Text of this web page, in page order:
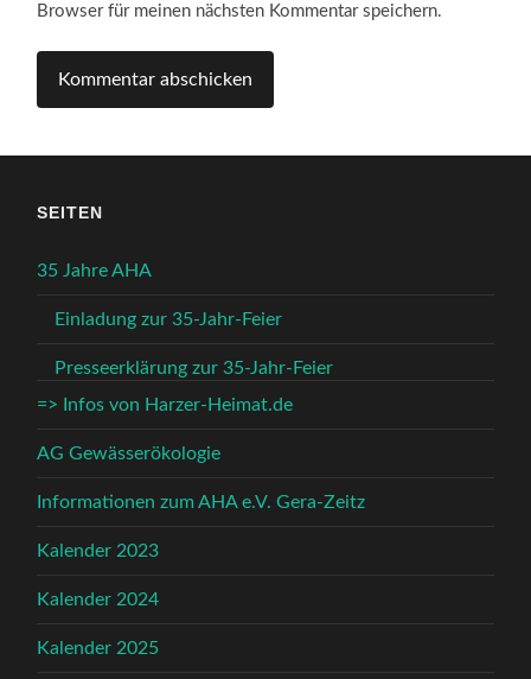
Browser für meinen nächsten Kommentar speichern.
SEITEN
35 Jahre AHA
Einladung zur 35-Jahr-Feier
Presseerklärung zur 35-Jahr-Feier
=> Infos von Harzer-Heimat.de
AG Gewässerökologie
Informationen zum AHA e.V. Gera-Zeitz
Kalender 2023
Kalender 2024
Kalender 2025